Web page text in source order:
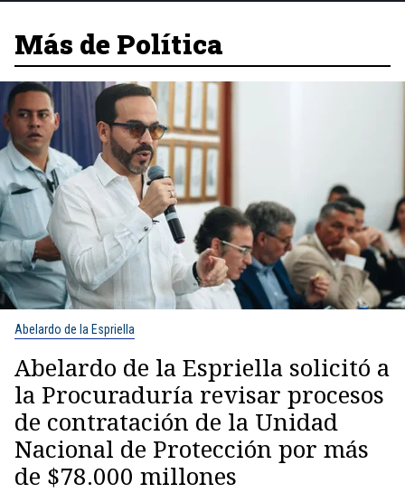
Más de Política
Abelardo de la Espriella
Abelardo de la Espriella solicitó a
la Procuraduría revisar procesos
de contratación de la Unidad
Nacional de Protección por más
de $78.000 millones